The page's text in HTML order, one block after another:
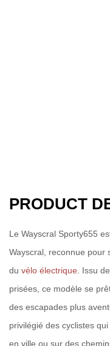
PRODUCT
Le Wayscral Sporty655
Wayscral, reconnue pour
du vélo électrique . Issu
prisées, ce modèle se
des escapades plus
privilégié des cyclistes
en ville ou sur des